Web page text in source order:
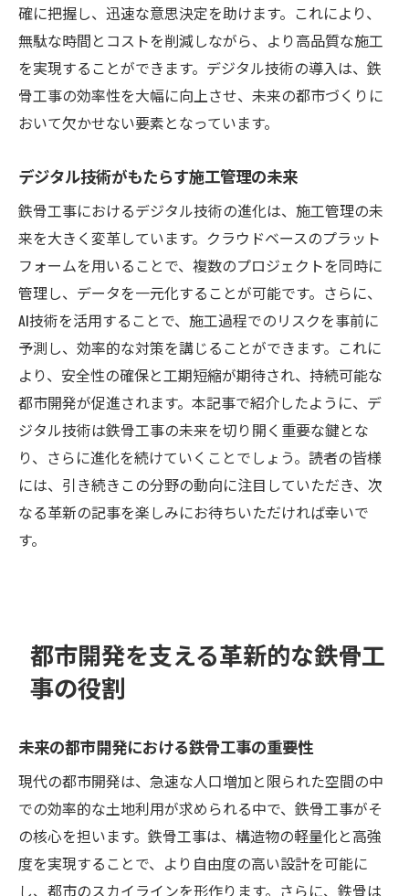
確に把握し、迅速な意思決定を助けます。これにより、
無駄な時間とコストを削減しながら、より高品質な施工
を実現することができます。デジタル技術の導入は、鉄
骨工事の効率性を大幅に向上させ、未来の都市づくりに
おいて欠かせない要素となっています。
デジタル技術がもたらす施工管理の未来
鉄骨工事におけるデジタル技術の進化は、施工管理の未
来を大きく変革しています。クラウドベースのプラット
フォームを用いることで、複数のプロジェクトを同時に
管理し、データを一元化することが可能です。さらに、
AI技術を活用することで、施工過程でのリスクを事前に
予測し、効率的な対策を講じることができます。これに
より、安全性の確保と工期短縮が期待され、持続可能な
都市開発が促進されます。本記事で紹介したように、デ
ジタル技術は鉄骨工事の未来を切り開く重要な鍵とな
り、さらに進化を続けていくことでしょう。読者の皆様
には、引き続きこの分野の動向に注目していただき、次
なる革新の記事を楽しみにお待ちいただければ幸いで
す。
都市開発を支える革新的な鉄骨工
事の役割
未来の都市開発における鉄骨工事の重要性
現代の都市開発は、急速な人口増加と限られた空間の中
での効率的な土地利用が求められる中で、鉄骨工事がそ
の核心を担います。鉄骨工事は、構造物の軽量化と高強
度を実現することで、より自由度の高い設計を可能に
し、都市のスカイラインを形作ります。さらに、鉄骨は